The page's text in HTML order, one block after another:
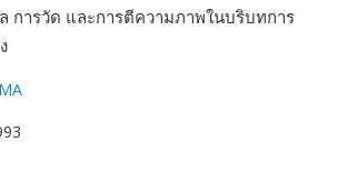
การวัด และการตีความภาพในบริบทการ